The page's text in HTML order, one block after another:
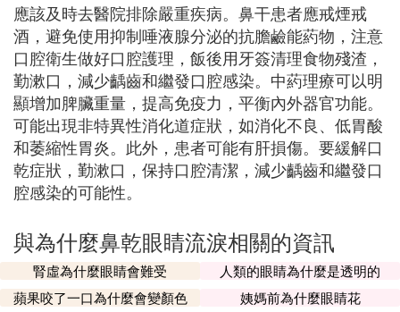
應該及時去醫院排除嚴重疾病。鼻干患者應戒煙戒
酒，避免使用抑制唾液腺分泌的抗膽鹼能葯物，注意
口腔衛生做好口腔護理，飯後用牙簽清理食物殘渣，
勤漱口，減少齲齒和繼發口腔感染。中葯理療可以明
顯增加脾臟重量，提高免疫力，平衡內外器官功能。
可能出現非特異性消化道症狀，如消化不良、低胃酸
和萎縮性胃炎。此外，患者可能有肝損傷。要緩解口
乾症狀，勤漱口，保持口腔清潔，減少齲齒和繼發口
腔感染的可能性。
與為什麼鼻乾眼睛流淚相關的資訊
腎虛為什麼眼睛會難受
人類的眼睛為什麼是透明的
蘋果咬了一口為什麼會變顏色
姨媽前為什麼眼睛花